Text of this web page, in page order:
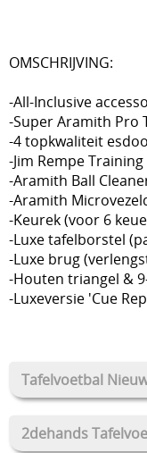
Tafelvoetbal
2dehands
OMSCHRIJVING:
-All-Inclusive
-Super Aramith Pro
-4 topkwaliteit
-Jim Rempe Training
-Aramith Ball
-Aramith
-Keurek (voor 6
-Luxe tafelborstel
-Luxe brug
-Houten triangel &
-Luxeversie 'Cue